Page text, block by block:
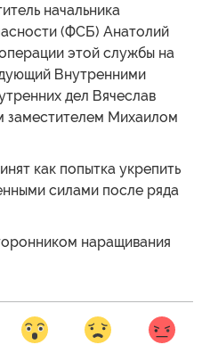
начальника
(ФСБ) Анатолий
этой службы на
Внутренними
дел Вячеслав
заместителем Михаилом
как попытка укрепить
силами после ряда
наращивания